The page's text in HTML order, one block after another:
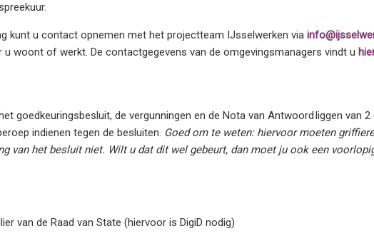
kunt u contact opnemen met het projectteam IJsselwerken via
woont of werkt. De contactgegevens van de omgevingsmanagers vindt u
goedkeuringsbesluit, de vergunningen en de Nota van Antwoord liggen van
indienen tegen de besluiten. Goed om te weten: hiervoor moeten
van het besluit niet. Wilt u dat dit wel gebeurt, dan moet ju ook een
van de Raad van State (hiervoor is DigiD nodig)